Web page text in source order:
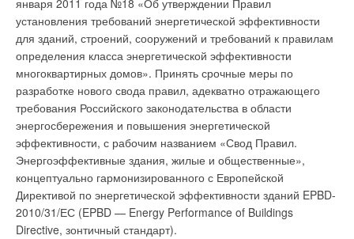
января 2011 года №18 «Об утверждении Правил
установления требований энергетической эффективности
для зданий, строений, сооружений и требований к правилам
определения класса энергетической эффективности
многоквартирных домов». Принять срочные меры по
разработке нового свода правил, адекватно отражающего
требования Российского законодательства в области
энергосбережения и повышения энергетической
эффективности, с рабочим названием «Свод Правил.
Энергоэффективные здания, жилые и общественные»,
концептуально гармонизированного с Европейской
Директивой по энергетической эффективности зданий EPBD-
2010/31/ЕС (EPBD — Energy Performance of Buildings
Directive, зонтичный стандарт).